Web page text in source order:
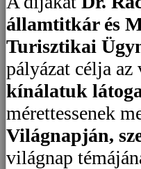
államtitkár és
Turisztikai
pályázat célja
kínálatuk
mérettessenek
Világnapján,
világnap